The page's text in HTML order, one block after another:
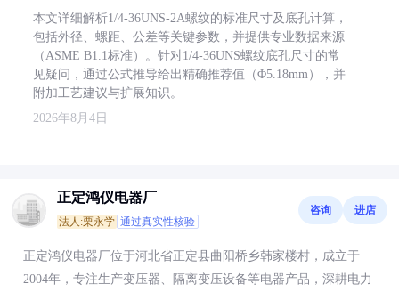
本文详细解析1/4-36UNS-2A螺纹的标准尺寸及底孔计算，
包括外径、螺距、公差等关键参数，并提供专业数据来源
（ASME B1.1标准）。针对1/4-36UNS螺纹底孔尺寸的常
见疑问，通过公式推导给出精确推荐值（Φ5.18mm），并
附加工艺建议与扩展知识。
2026年8月4日
正定鸿仪电器厂
法人:栗永学 通过真实性核验
咨询 进店
正定鸿仪电器厂位于河北省正定县曲阳桥乡韩家楼村，成立于
2004年，专注生产变压器、隔离变压设备等电器产品，深耕电力